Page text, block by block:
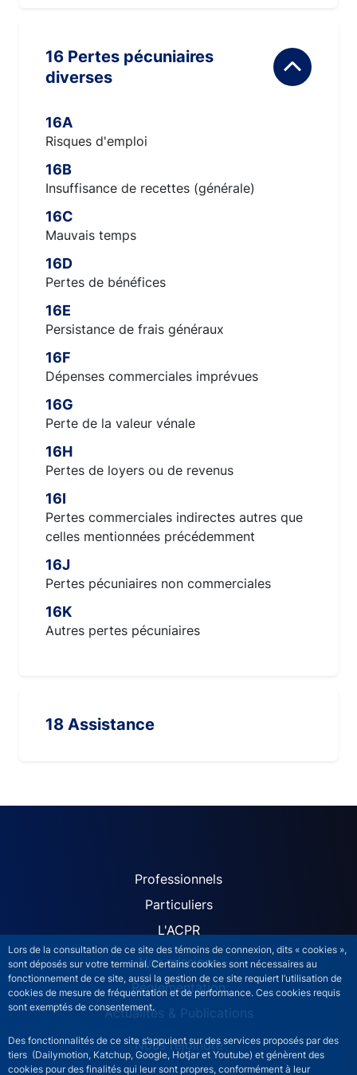
Lors de la consultation de ce site des témoins de connexion, dits « cookies »,
sont déposés sur votre terminal. Certains cookies sont nécessaires au
fonctionnement de ce site, aussi la gestion de ce site requiert l’utilisation de
cookies de mesure de fréquentation et de performance. Ces cookies requis
sont exemptés de consentement.
Des fonctionnalités de ce site s’appuient sur des services proposés par des
tiers (Dailymotion, Katchup, Google, Hotjar et Youtube) et génèrent des
cookies pour des finalités qui leur sont propres, conformément à leur
16 Pertes pécuniaires
diverses
16A
Risques d'emploi
16B
Insuffisance de recettes (générale)
16C
Mauvais temps
16D
Pertes de bénéfices
16E
Persistance de frais généraux
16F
Dépenses commerciales imprévues
16G
Perte de la valeur vénale
16H
Pertes de loyers ou de revenus
16I
Pertes commerciales indirectes autres que
celles mentionnées précédemment
16J
Pertes pécuniaires non commerciales
16K
Autres pertes pécuniaires
18 Assistance
ACPR site navigation
Professionnels
Particuliers
L'ACPR
Nos missions
Réglementation
Actualités & Publications
Nous rejoindre